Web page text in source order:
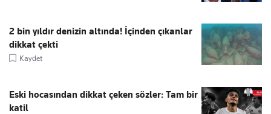
2 bin yıldır denizin altında! İçinden çıkanlar
dikkat çekti
Kaydet
Eski hocasından dikkat çeken sözler: Tam bir
katil